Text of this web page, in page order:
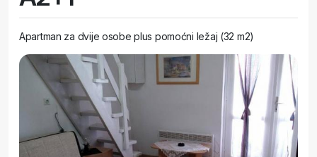
Apartman za dvije osobe plus pomoćni ležaj (32 m2)